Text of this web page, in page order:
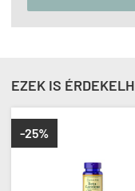
EZEK IS
-25%